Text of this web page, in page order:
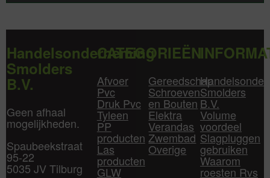
Handelsonderneming
Smolders
B.V.
Geen afhaal
mogelijkheden.
Spaubeekstraat
95-22
5035 JV Tilburg
CATEGORIEËN
Afvoer
Pvc
Druk Pvc
Tyleen
PP
producten
Las
producten
GLW
Gereedschap
Schroeven
en Bouten
Elektra
Verandas
Zwembad
Overige
Smolders
B.V.
Volume
voordeel
Slagpluggen
gebruiken
Waarom
roesten Rvs